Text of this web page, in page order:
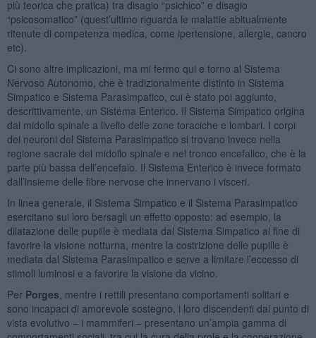
più teorica che pratica) tra disagio “psichico” e disagio
“psicosomatico” (quest’ultimo riguarda le malattie abitualmente
ritenute di competenza medica, come ipertensione, allergie, cancro
etc).
Ci sono altre implicazioni, ma mi fermo qui e torno al Sistema
Nervoso Autonomo, che è tradizionalmente distinto in Sistema
Simpatico e Sistema Parasimpatico, cui è stato poi aggiunto,
descrittivamente, un Sistema Enterico. Il Sistema Simpatico origina
dal midollo spinale a livello delle zone toraciche e lombari. I corpi
dei neuroni del Sistema Parasimpatico si trovano invece nella
regione sacrale del midollo spinale e nel tronco encefalico, che è la
parte più bassa dell’encefalo. Il Sistema Enterico è invece formato
dall’insieme delle fibre nervose che innervano i visceri.
In linea generale, il Sistema Simpatico e il Sistema Parasimpatico
esercitano sui loro bersagli un effetto opposto: ad esempio, la
dilatazione delle pupille è mediata dal Sistema Simpatico al fine di
favorire la visione notturna, mentre la costrizione delle pupille è
mediata dal Sistema Parasimpatico e serve a limitare l’eccesso di
stimoli luminosi e a favorire la visione da vicino.
Per Porges , mentre i rettili presentano comportamenti solitari e
sono incapaci di amorevole sostegno, i loro discendenti dal punto di
vista evolutivo – i mammiferi – presentano un’ampia gamma di